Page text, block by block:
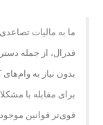
ما به مالیات
فدرال، از جمله
بدون نیاز به
برای مقابله با
قوی‌تر قوانین موجود